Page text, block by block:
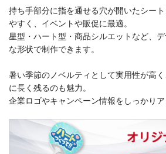
持ち手部分に指を通せる穴が開いたシー
やすく、イベントや販促に最適。
星型・ハート型・商品シルエットなど、
な形状で制作できます。
暑い季節のノベルティとして実用性が高
に長く残るのも魅力。
企業ロゴやキャンペーン情報をしっかりア